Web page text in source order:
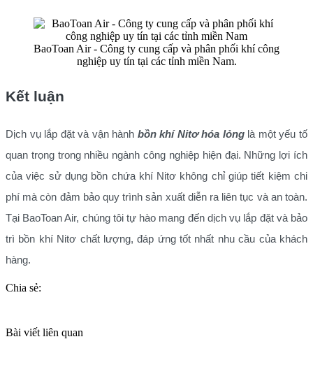
BaoToan Air - Công ty cung cấp và phân phối khí công
nghiệp uy tín tại các tỉnh miền Nam.
Kết luận
Dịch vụ lắp đặt và vận hành bồn khí Nitơ hóa lỏnglà một yếu tố
quan trọng trong nhiều ngành công nghiệp hiện đại. Những lợi ích
của việc sử dụng bồn chứa khí Nitơ không chỉ giúp tiết kiệm chi
phí mà còn đảm bảo quy trình sản xuất diễn ra liên tục và an toàn.
Tại BaoToan Air, chúng tôi tự hào mang đến dịch vụ lắp đặt và bảo
trì bồn khí Nitơ chất lượng, đáp ứng tốt nhất nhu cầu của khách
hàng.
Chia sẻ:
Bài viết liên quan